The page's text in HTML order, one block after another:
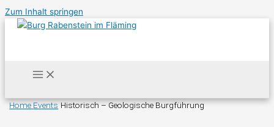
Zum Inhalt springen
HomeEvents Historisch – Geologische Burgführung